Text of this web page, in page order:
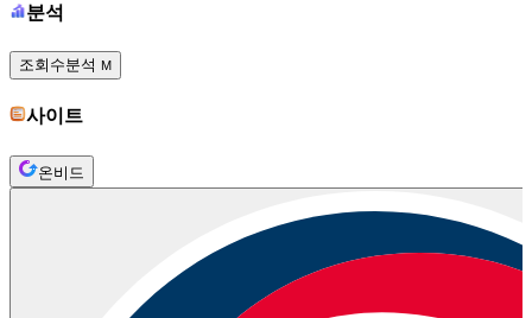
분석
조회수분석 M
사이트
온비드